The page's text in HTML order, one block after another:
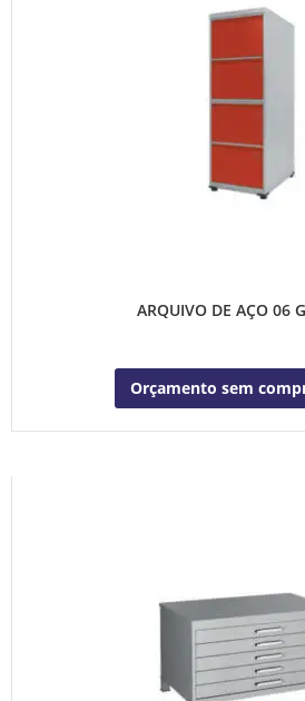
ARQUIVO DE AÇO 06
Orçamento sem